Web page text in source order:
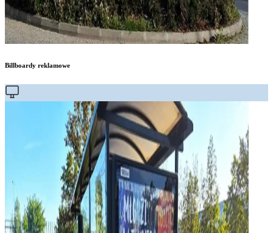
Billboardy reklamowe